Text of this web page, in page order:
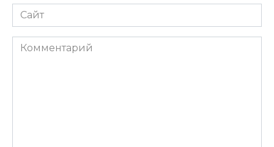
Сайт
Комментарий